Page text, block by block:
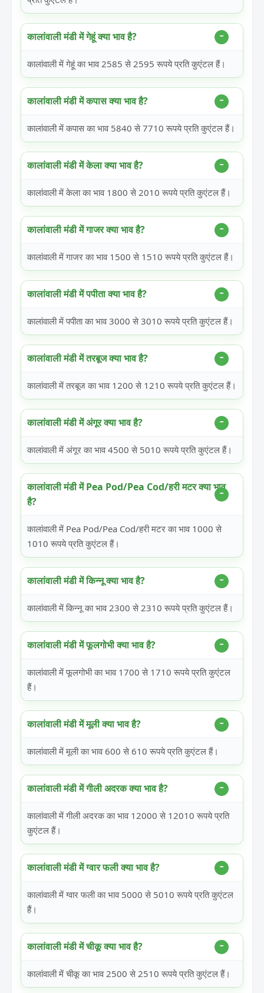
कालांवाली मंडी में गेहूं क्या भाव है?
कालांवाली में गेहूं का भाव 2585 से 2595 रूपये प्रति कुएंटल हैं।
कालांवाली मंडी में कपास क्या भाव है?
कालांवाली में कपास का भाव 5840 से 7710 रूपये प्रति कुएंटल हैं।
कालांवाली मंडी में केला क्या भाव है?
कालांवाली में केला का भाव 1800 से 2010 रूपये प्रति कुएंटल हैं।
कालांवाली मंडी में गाजर क्या भाव है?
कालांवाली में गाजर का भाव 1500 से 1510 रूपये प्रति कुएंटल हैं।
कालांवाली मंडी में पपीता क्या भाव है?
कालांवाली में पपीता का भाव 3000 से 3010 रूपये प्रति कुएंटल हैं।
कालांवाली मंडी में तरबूज क्या भाव है?
कालांवाली में तरबूज का भाव 1200 से 1210 रूपये प्रति कुएंटल हैं।
कालांवाली मंडी में अंगूर क्या भाव है?
कालांवाली में अंगूर का भाव 4500 से 5010 रूपये प्रति कुएंटल हैं।
कालांवाली मंडी में Pea Pod/Pea Cod/हरी मटर क्या भाव
है?
कालांवाली में Pea Pod/Pea Cod/हरी मटर का भाव 1000 से
1010 रूपये प्रति कुएंटल हैं।
कालांवाली मंडी में किन्नू क्या भाव है?
कालांवाली में किन्नू का भाव 2300 से 2310 रूपये प्रति कुएंटल हैं।
कालांवाली मंडी में फूलगोभी क्या भाव है?
कालांवाली में फूलगोभी का भाव 1700 से 1710 रूपये प्रति कुएंटल
हैं।
कालांवाली मंडी में मूली क्या भाव है?
कालांवाली में मूली का भाव 600 से 610 रूपये प्रति कुएंटल हैं।
कालांवाली मंडी में गीली अदरक क्या भाव है?
कालांवाली में गीली अदरक का भाव 12000 से 12010 रूपये प्रति
कुएंटल हैं।
कालांवाली मंडी में ग्वार फली क्या भाव है?
कालांवाली में ग्वार फली का भाव 5000 से 5010 रूपये प्रति कुएंटल
हैं।
कालांवाली मंडी में चीकू क्या भाव है?
कालांवाली में चीकू का भाव 2500 से 2510 रूपये प्रति कुएंटल हैं।